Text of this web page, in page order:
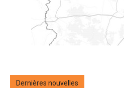
Dernières nouvelles